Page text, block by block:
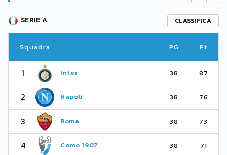
SERIE A CLASSIFICA
Squadra PG Pt
1 Inter 38 87
2 Napoli 38 76
3 Roma 38 73
4 Como 1907 38 71